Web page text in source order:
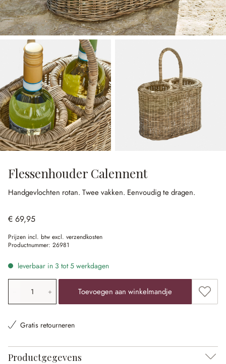
Flessenhouder Calennent
Handgevlochten rotan. Twee vakken. Eenvoudig te dragen.
€ 69,95
Prijzen incl. btw excl. verzendkosten
Productnummer: 26981
leverbaar in 3 tot 5 werkdagen
Producthoeveelheid: voer de gewenste waarde in of
Toevoegen aan winkelmandje
Gratis retourneren
Productgegevens